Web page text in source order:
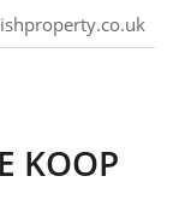
KOOP